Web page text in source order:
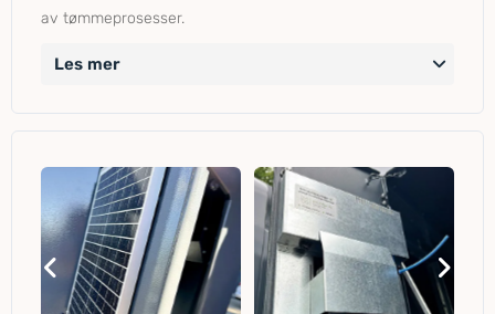
av tømmeprosesser.
Les mer